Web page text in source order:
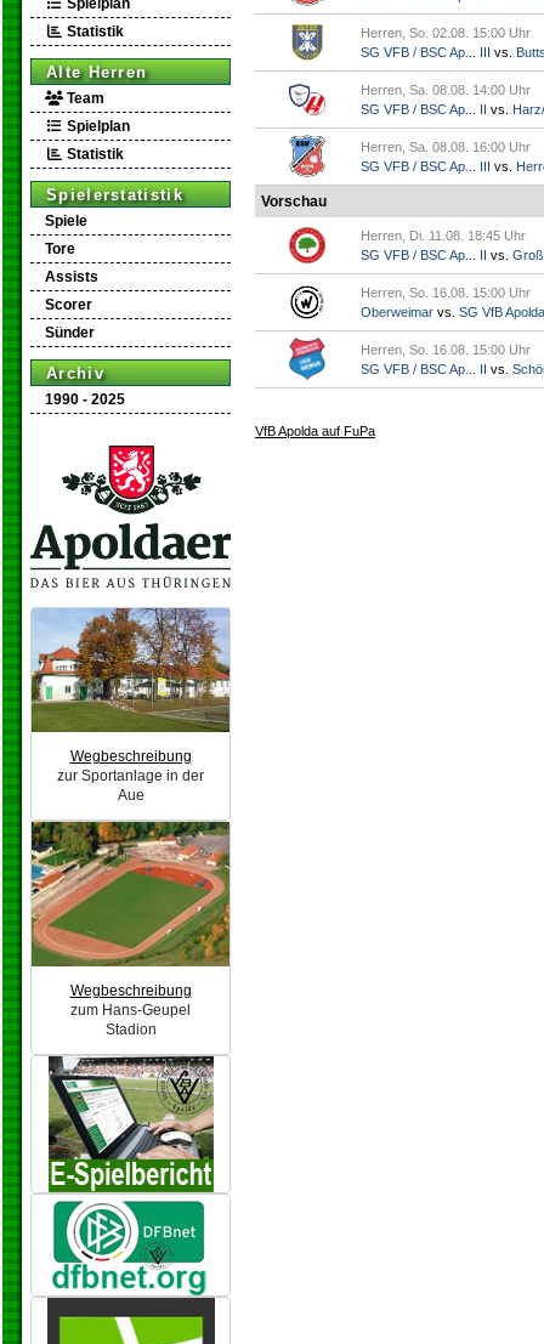
Spielplan
Statistik
Alte Herren
Team
Spielplan
Statistik
Spielerstatistik
Spiele
Tore
Assists
Scorer
Sünder
Archiv
1990 - 2025
Wegbeschreibung
zur Sportanlage in der
Aue
Wegbeschreibung
zum Hans-Geupel
Stadion
Herren, So. 02.08. 15:00 Uhr
SG VFB / BSC Ap... III vs.
Herren, Sa. 08.08. 14:00 Uhr
SG VFB / BSC Ap... II vs.
Herren, Sa. 08.08. 16:00 Uhr
SG VFB / BSC Ap... III vs.
Vorschau
Herren, Di. 11.08. 18:45 Uhr
SG VFB / BSC Ap... II vs.
Herren, So. 16.08. 15:00 Uhr
Oberweimar vs. SG VfB Apolda
Herren, So. 16.08. 15:00 Uhr
SG VFB / BSC Ap... II vs.
VfB Apolda auf FuPa